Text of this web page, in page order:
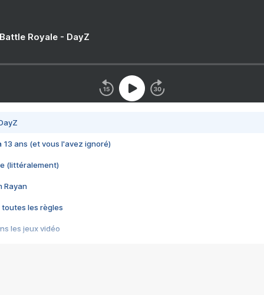
Royale - DayZ
13 ans (et vous l'avez ignoré)
(littéralement)
Rayan
toutes les règles
les jeux vidéo